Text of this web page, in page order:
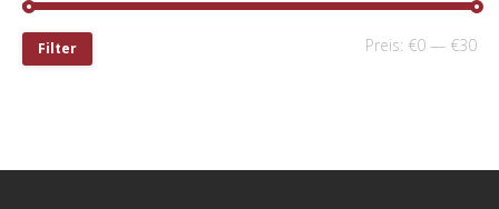
Filter Preis: €0 — €30